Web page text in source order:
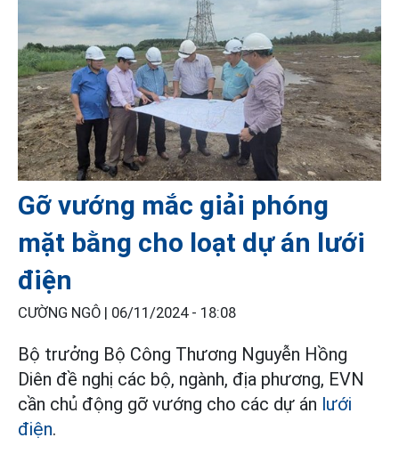
Gỡ vướng mắc giải phóng
mặt bằng cho loạt dự án lưới
điện
CƯỜNG NGÔ | 06/11/2024 - 18:08
Bộ trưởng Bộ Công Thương Nguyễn Hồng
Diên đề nghị các bộ, ngành, địa phương, EVN
cần chủ động gỡ vướng cho các dự án lưới
điện.